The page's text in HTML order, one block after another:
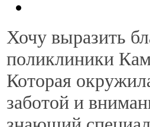
Хочу выразить
поликлиники
Которая
заботой и